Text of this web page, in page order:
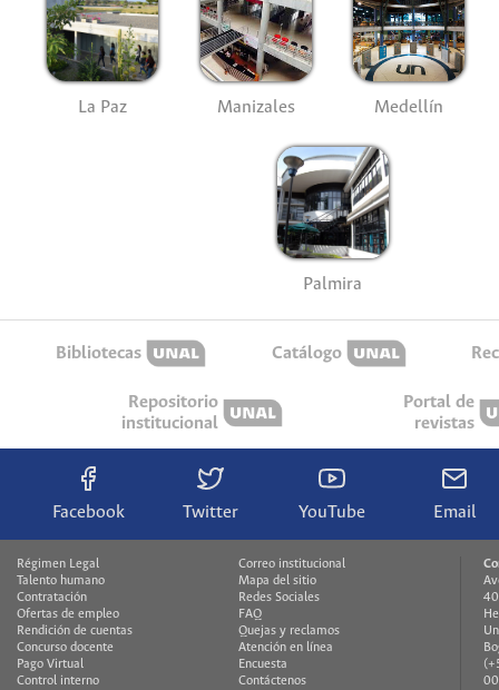
La Paz Manizales Medellín
Palmira
Bibliotecas Catálogo
Repositorio
institucional
Portal de
revistas
Facebook Twitter YouTube Email
Régimen Legal
Talento humano
Contratación
Ofertas de empleo
Rendición de cuentas
Concurso docente
Pago Virtual
Control interno
Correo institucional
Mapa del sitio
Redes Sociales
FAQ
Quejas y reclamos
Atención en línea
Encuesta
Contáctenos